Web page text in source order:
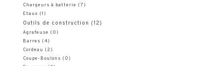
Chargeurs à batterie (7)
Etaux (1)
Outils de construction (12)
Agrafeuse (0)
Barres (4)
Cordeau (2)
Coupe-Boulons (0)